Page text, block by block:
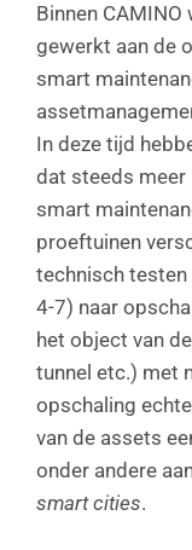
Binnen
gewerkt aan de
smart
In deze tijd
dat steeds meer
smart
proeftuinen
technisch testen
4-7) naar
het object van
tunnel etc.) met
opschaling
van de assets
onder andere
smart cities.